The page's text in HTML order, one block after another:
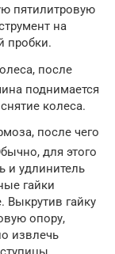
пятилитровую
на
пробки.
после
поднимается
колеса.
после чего
для этого
и удлинитель
гайки
Выкрутив гайку
опору,
извлечь